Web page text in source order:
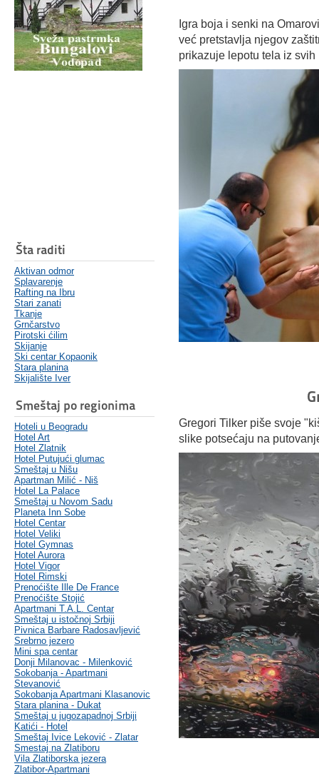
Šta raditi
Aktivan odmor
Splavarenje
Rafting na Ibru
Stari zanati
Tkanje
Grnčarstvo
Pirotski ćilim
Skijanje
Ski centar Kopaonik
Stara planina
Skijalište Iver
Smeštaj po regionima
Hoteli u Beogradu
Hotel Art
Hotel Zlatnik
Hotel Putujući glumac
Smeštaj u Nišu
Apartman Milić - Niš
Hotel La Palace
Smeštaj u Novom Sadu
Planeta Inn Sobe
Hotel Centar
Hotel Veliki
Hotel Gymnas
Hotel Aurora
Hotel Vigor
Hotel Rimski
Prenoćište Ille De France
Prenoćište Stojić
Apartmani T.A.L. Centar
Smeštaj u istočnoj Srbiji
Pivnica Barbare Radosavljević
Srebrno jezero
Mini spa centar
Donji Milanovac - Milenković
Sokobanja - Apartmani
Stevanović
Sokobanja Apartmani Klasanovic
Stara planina - Dukat
Smeštaj u jugozapadnoj Srbiji
Katići - Hotel
Smeštaj Ivice Leković - Zlatar
Smestaj na Zlatiboru
Vila Zlatiborska jezera
Zlatibor-Apartmani
Igra boja i senki na
već pretstavlja njegov
prikazuje lepotu tela iz svih
Gregori Tilker piše svoje
slike potsećaju na